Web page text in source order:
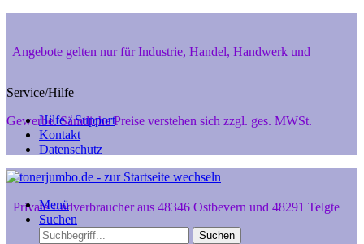
Angebote gelten nur für Industrie, Handel, Handwerk und
Gewerbe. Sämtliche Preise verstehen sich zzgl. ges. MWSt.
Private Endverbraucher aus 48346 Ostbevern und 48291 Telgte
Service/Hilfe
Hilfe / Support
Kontakt
Datenschutz
Menü
Suchen
Suchen